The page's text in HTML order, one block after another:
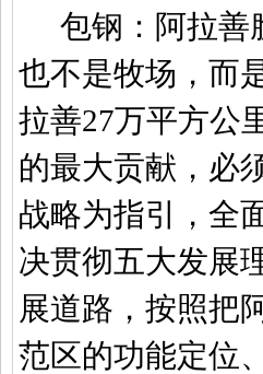
包钢：阿拉善
也不是牧场，而
拉善27万平方公
的最大贡献，必
战略为指引，全
决贯彻五大发展
展道路，按照把
范区的功能定位